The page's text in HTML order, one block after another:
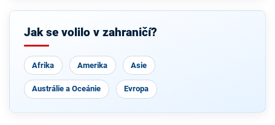
Jak se volilo v zahraničí?
Afrika Amerika Asie
Austrálie a Oceánie Evropa